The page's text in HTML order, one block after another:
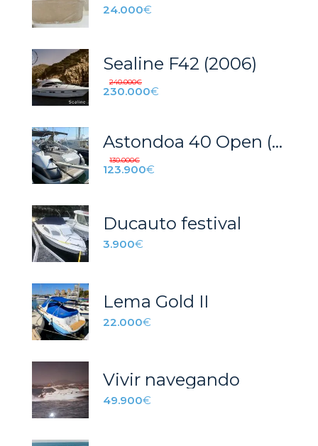
24.000€
Sealine F42 (2006)
240.000€
230.000€
Astondoa 40 Open (2000)
130.000€
123.900€
Ducauto festival
3.900€
Lema Gold II
22.000€
Vivir navegando
49.900€